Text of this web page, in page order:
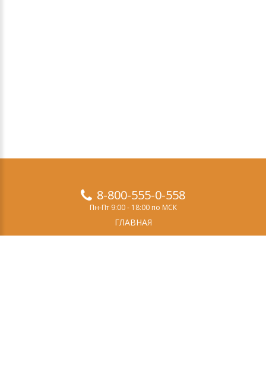
8-800-555-0-558
Пн-Пт 9:00 - 18:00 по МСК
ГЛАВНАЯ